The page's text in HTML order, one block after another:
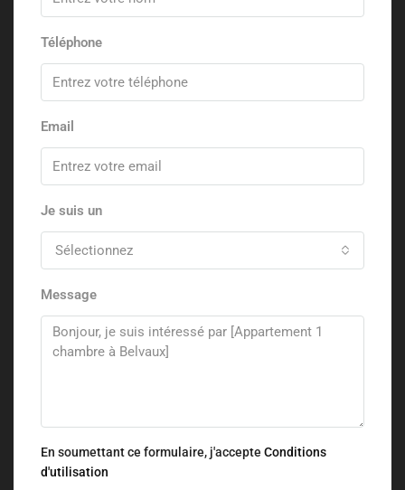
Téléphone
Email
Je suis un
Sélectionnez
Message
En soumettant ce formulaire, j'accepte Conditions
d'utilisation